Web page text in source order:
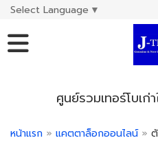
Select Language ▼
ศูนย์รวมเทอร์โบเ
หน้าแรก » แคตตาล็อกออนไลน์ »